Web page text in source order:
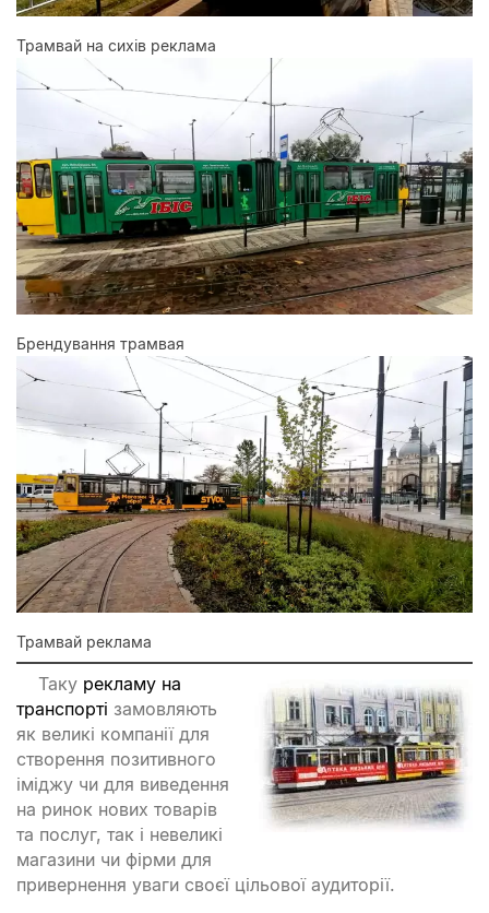
Трамвай на сихів реклама
Брендування трамвая
Трамвай реклама
Таку рекламу на
транспорті замовляють
як великі компанії для
створення позитивного
іміджу чи для виведення
на ринок нових товарів
та послуг, так і невеликі
магазини чи фірми для
привернення уваги своєї цільової аудиторії.